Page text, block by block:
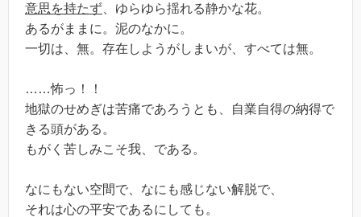
意思を持たず 、ゆらゆら揺れる静かな花。
あるがままに。泥のなかに。
一切は、無。存在しようがしまいが、すべては無。
……怖っ！！
地獄のせめぎは苦痛であろうとも、自業自得の納得で
きる頭がある。
もがく苦しみこそ我、である。
なにもない空間で、なにも感じない解脱で、
それは心の平安であるにしても。